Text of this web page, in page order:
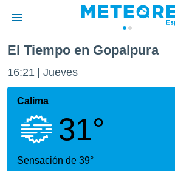
de
por
que se
calidad.
a este
las
El Tiempo en Gopalpura
16:21 Jueves
Calima
31°
Sensación de 39°